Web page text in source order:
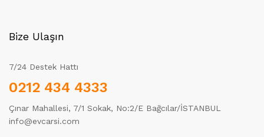
Bize Ulaşın
7/24 Destek Hattı
0212 434 4333
Çınar Mahallesi, 7/1 Sokak, No:2/E Bağcılar/İSTANBUL
info@evcarsi.com